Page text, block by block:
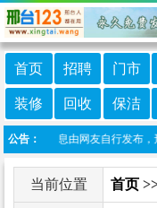
首页 招聘 门市
装修 回收 保洁
公告：
本栏目信息由网友自行发布，
当前位置 首页